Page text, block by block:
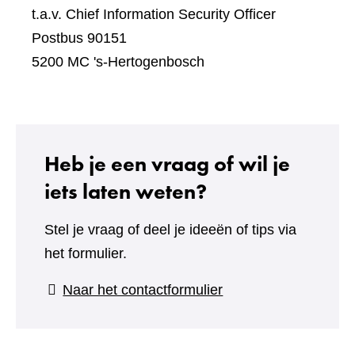
t.a.v. Chief Information Security Officer
Postbus 90151
5200 MC 's-Hertogenbosch
Heb je een vraag of wil je
iets laten weten?
Stel je vraag of deel je ideeën of tips via
het formulier.
Naar het contactformulier(verwijst